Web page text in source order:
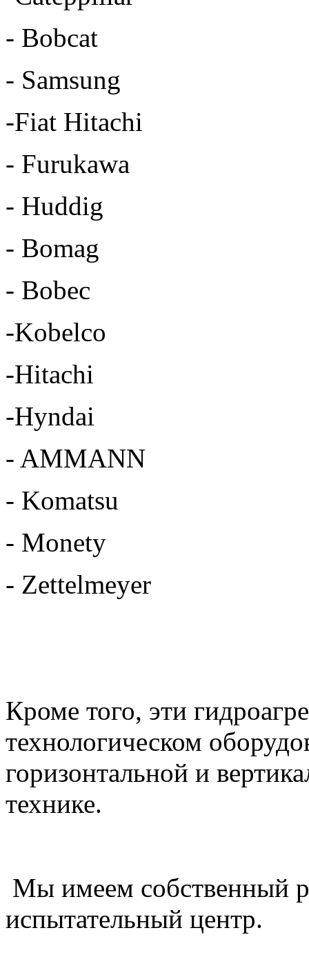
- Bobcat
- Samsung
-Fiat Hitachi
- Furukawa
- Huddig
- Bomag
- Bobec
-Kobelco
-Hitachi
-Hyndai
- AMMANN
- Komatsu
- Monety
- Zettelmeyer
Кроме того, эти
технологическом
горизонтальной и
технике.
Мы имеем собственный
испытательный центр.